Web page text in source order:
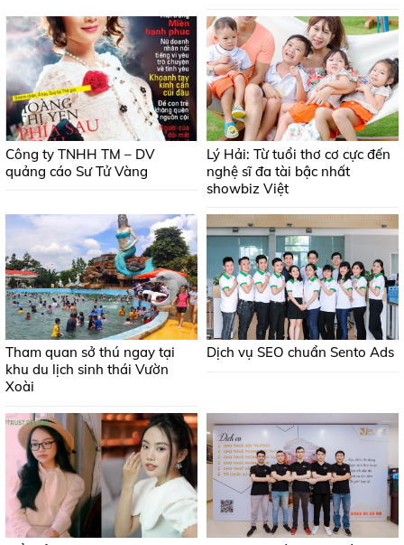
Công ty TNHH TM – DV
quảng cáo Sư Tử Vàng
Lý Hải: Từ tuổi thơ cơ cực đến
nghệ sĩ đa tài bậc nhất
showbiz Việt
Tham quan sở thú ngay tại
khu du lịch sinh thái Vườn
Xoài
Dịch vụ SEO chuẩn Sento Ads